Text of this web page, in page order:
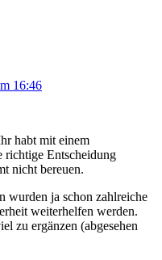
16:46
habt mit einem
Entscheidung
nicht bereuen.
wurden ja schon zahlreiche
weiterhelfen werden.
zu ergänzen (abgesehen